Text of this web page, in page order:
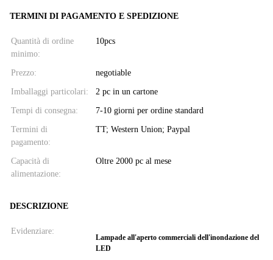
TERMINI DI PAGAMENTO E SPEDIZIONE
Quantità di ordine
minimo:
10pcs
Prezzo: negotiable
Imballaggi particolari: 2 pc in un cartone
Tempi di consegna: 7-10 giorni per ordine standard
Termini di
pagamento:
TT; Western Union; Paypal
Capacità di
alimentazione:
Oltre 2000 pc al mese
DESCRIZIONE
Evidenziare:
Lampade all'aperto commerciali dell'inondazione del
LED